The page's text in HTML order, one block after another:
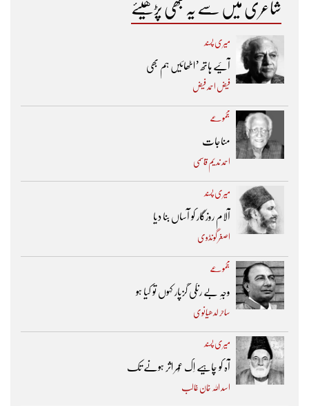
شاعری میں سے یہ بھی پڑھیئے
میری پسند
آئیے ہاتھ ’اٹھائیں ہم بھی
فیض احمد فیض
مجموعے
مناجات
احمد ندیم قاسمی
میری پسند
آلام روزگار کو آساں بنا دیا
اصغر گونڈوی
مجموعے
وجہِ بے رنگی گزپار کہوں تو کیا ہو
ساحر لدھیانوی
میری پسند
آہ کو چاہیے اِک عُمر اثر ہونے تک ​
اسد اللہ خان غالب